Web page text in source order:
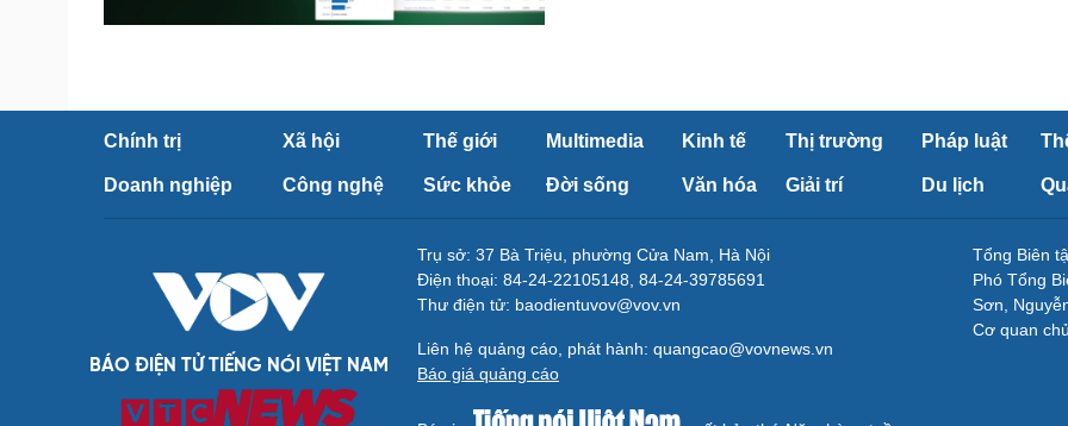
Chính trị Xã hội Thế giới Multimedia Kinh tế Thị trường Pháp luật
Doanh nghiệp Công nghệ Sức khỏe Đời sống Văn hóa Giải trí Du lịch
BÁO ĐIỆN TỬ TIẾNG NÓI VIỆT NAM
Trụ sở: 37 Bà Triệu, phường Cửa Nam, Hà Nội
Điện thoại: 84-24-22105148, 84-24-39785691
Thư điện tử: baodientuvov@vov.vn
Liên hệ quảng cáo, phát hành: quangcao@vovnews.vn
Báo giá quảng cáo
Tổng Biên
Phó Tổng
Sơn,
Cơ quan